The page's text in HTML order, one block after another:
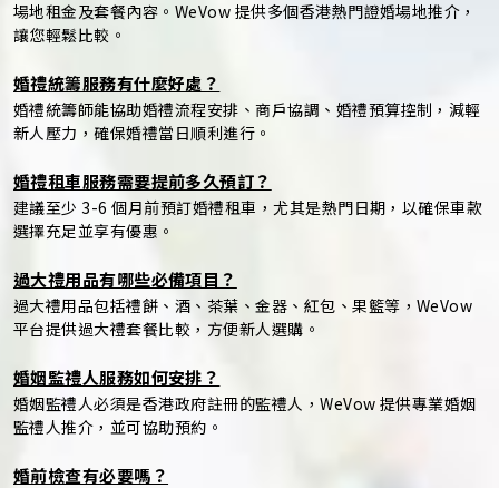
場地租金及套餐內容。WeVow 提供多個香港熱門證婚場地推介，
讓您輕鬆比較。
婚禮統籌服務有什麼好處？
婚禮統籌師能協助婚禮流程安排、商戶協調、婚禮預算控制，減輕
新人壓力，確保婚禮當日順利進行。
婚禮租車服務需要提前多久預訂？
建議至少 3-6 個月前預訂婚禮租車，尤其是熱門日期，以確保車款
選擇充足並享有優惠。
過大禮用品有哪些必備項目？
過大禮用品包括禮餅、酒、茶葉、金器、紅包、果籃等，WeVow
平台提供過大禮套餐比較，方便新人選購。
婚姻監禮人服務如何安排？
婚姻監禮人必須是香港政府註冊的監禮人，WeVow 提供專業婚姻
監禮人推介，並可協助預約。
婚前檢查有必要嗎？